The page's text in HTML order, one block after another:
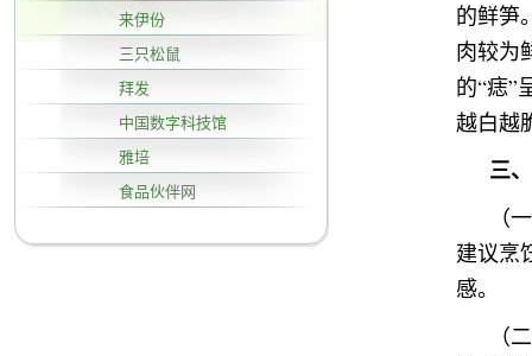
来伊份
三只松鼠
拜发
中国数字科技馆
雅培
食品伙伴网
的鲜笋
肉较为
的“痣”
越白越
三
（
建议烹
感。
（